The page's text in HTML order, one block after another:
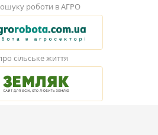
роботи в АГРО
сільське життя